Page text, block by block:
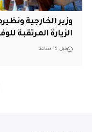
وزير الخارجية
الزيارة المرتقبة
قبل 15 ساعة